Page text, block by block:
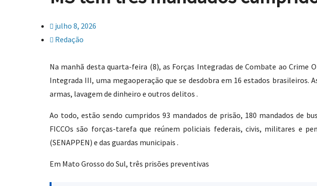
julho 8, 2026
Redação
Na manhã desta quarta-feira (8), as Forças Integradas de Combate ao Crime
Integrada III, uma megaoperação que se desdobra em 16 estados
armas, lavagem de dinheiro e outros delitos .
Ao todo, estão sendo cumpridos 93 mandados de prisão, 180 mandados de
FICCOs são forças-tarefa que reúnem policiais federais, civis, militares e
(SENAPPEN) e das guardas municipais .
Em Mato Grosso do Sul, três prisões preventivas